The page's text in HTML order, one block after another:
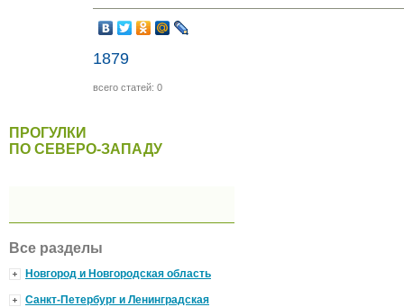
1879
всего статей: 0
ПРОГУЛКИ
ПО СЕВЕРО-ЗАПАДУ
Все разделы
Новгород и Новгородская область
Санкт-Петербург и Ленинградская